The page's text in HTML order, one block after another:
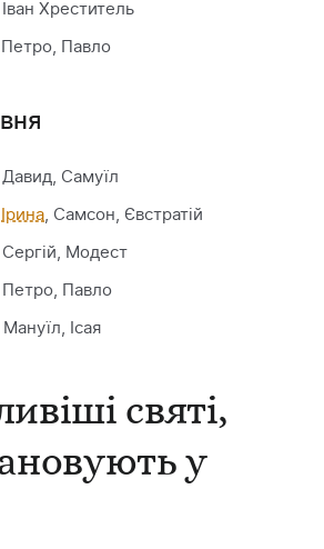
Хреститель
Павло
Самуїл
Ірина, Самсон, Євстратій
Модест
Павло
Ісая
святі,
у